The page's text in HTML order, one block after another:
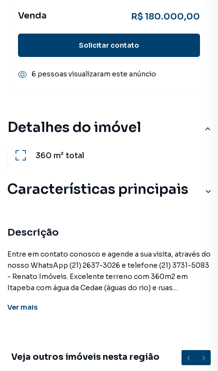
Detalhes do imóvel
360 m²total
Características principais
Descrição
Entre em contato conosco e agende a sua visita, através do
nosso WhatsApp (21) 2637-3026 e telefone (21) 3731-5083
- Renato Imóveis. Excelente terreno com 360m2 em
Itapeba com água da Cedae (águas do rio) e ruas
locação com proximidade à orla e áreas de visita da cidade
Ver mais
Veja outros imóveis nesta região
Venda R$ 180.000,00
Solicitar contato
6 pessoas visualizaram este anúncio